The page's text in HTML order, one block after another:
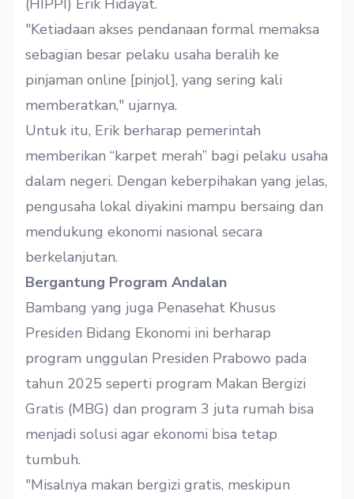
(HIPPI) Erik Hidayat.
"Ketiadaan akses pendanaan formal memaksa
sebagian besar pelaku usaha beralih ke
pinjaman online [pinjol], yang sering kali
memberatkan," ujarnya.
Untuk itu, Erik berharap pemerintah
memberikan “karpet merah” bagi pelaku usaha
dalam negeri. Dengan keberpihakan yang jelas,
pengusaha lokal diyakini mampu bersaing dan
mendukung ekonomi nasional secara
berkelanjutan.
Bergantung Program Andalan
Bambang yang juga Penasehat Khusus
Presiden Bidang Ekonomi ini berharap
program unggulan Presiden Prabowo pada
tahun 2025 seperti program Makan Bergizi
Gratis (MBG) dan program 3 juta rumah bisa
menjadi solusi agar ekonomi bisa tetap
tumbuh.
"Misalnya makan bergizi gratis, meskipun